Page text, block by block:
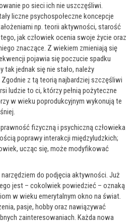
po sieci ich nie uszczęśliwi.
liczne psychospołeczne koncepcje
np. teorii aktywności, starość
jak człowiek ocenia swoje życie oraz
znaczące. Z wiekiem zmieniają się
pojawia się poczucie spadku
tak jednak się nie stało, należy
z tą teorią najbardziej szczęśliwi
ludzie to ci, którzy pełnią pożyteczne
w wieku poprodukcyjnym wykonują te
fizyczną i psychiczną człowieka
poprawy interakcji międzyludzkich;
ucząc się, może modyfikować
do podjęcia aktywności. Już
jest – cokolwiek powiedzieć – oznaką
w wieku emerytalnym okno na świat.
pasje, hobby oraz nawiązywać
zainteresowaniach. Każda nowa